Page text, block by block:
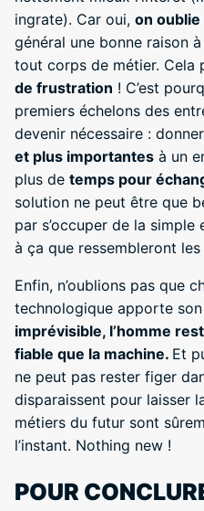
ingrate). Car oui, on
général une bonne raison à
tout corps de métier. Cela
de frustration ! C’est
premiers échelons des
devenir nécessaire :
et plus importantes à un
plus de temps pour
solution ne peut être que
par s’occuper de la simple
à ça que ressembleront
Enfin, n’oublions pas que
technologique apporte
imprévisible, l’homme
fiable que la machine. Et
ne peut pas rester figer
disparaissent pour laisser
métiers du futur sont
l’instant. Nothing new !
POUR